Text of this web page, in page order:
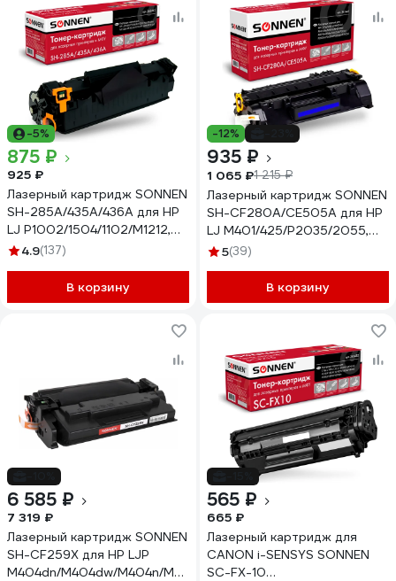
-5%
875 ₽
925 ₽
Лазерный картридж SONNEN
SH-285A/435A/436A для HP
LJ P1002/1504/1102/M1212,
362442
4.9(137)
В корзину
-12%
935 ₽
1 065 ₽1 215 ₽
Лазерный картридж SONNEN
SH-CF280A/CE505A для HP
LJ M401/425/P2035/2055,
362441
5(39)
В корзину
6 585 ₽
7 319 ₽
Лазерный картридж SONNEN
SH-CF259X для HP LJP
M404dn/M404dw/M404n/M428dw/M428fdn/M304a
565 ₽
665 ₽
Лазерный картридж для
CANON i-SENSYS SONNEN
SC-FX-10